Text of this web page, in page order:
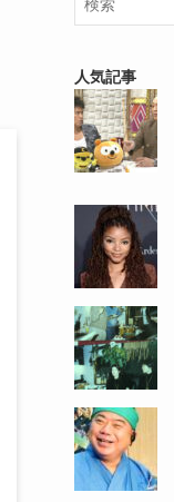
人気記事